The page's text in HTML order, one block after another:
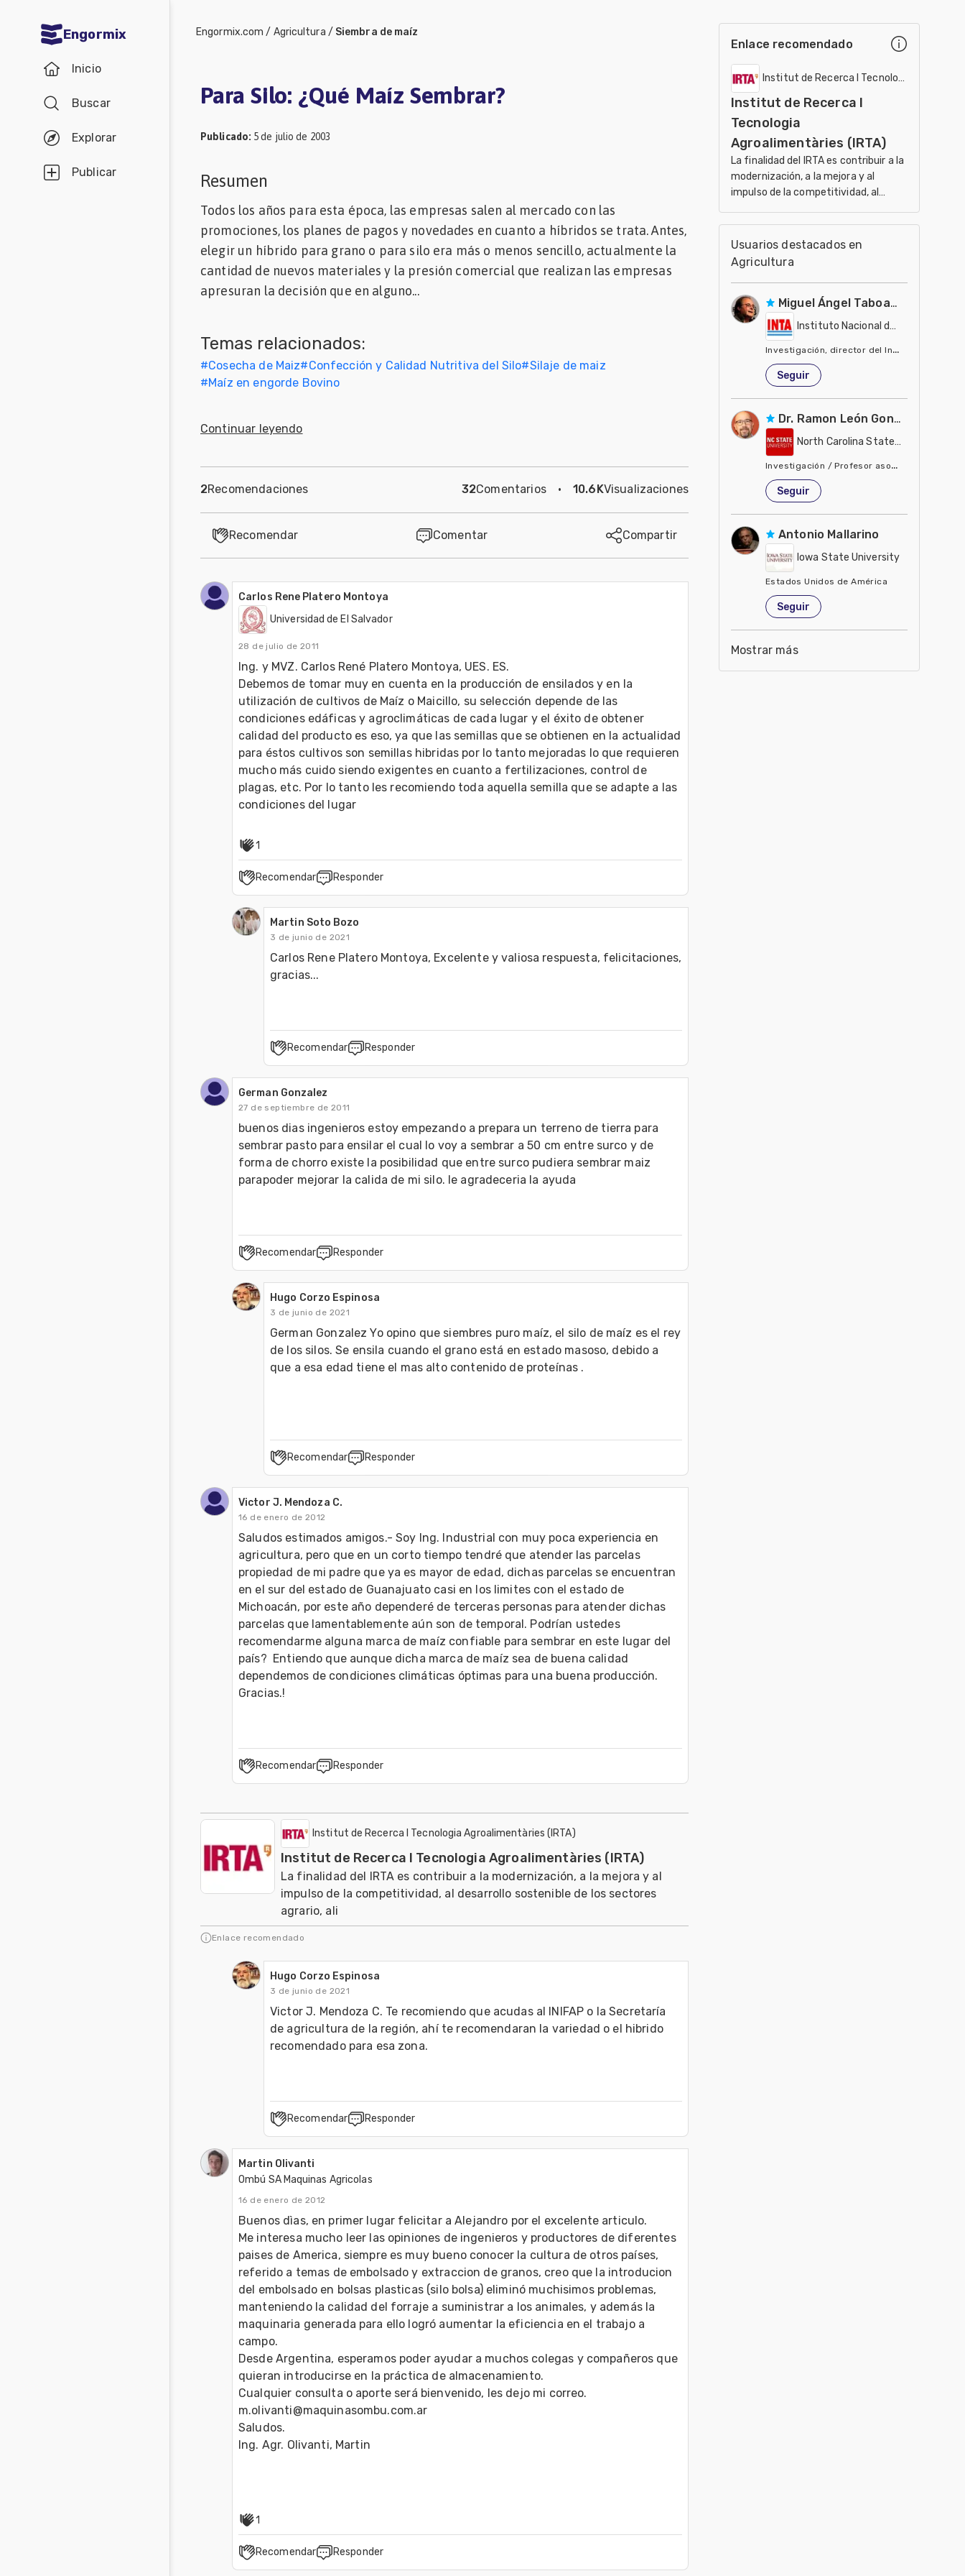
Engormix
Inicio
Buscar
Explorar
Publicar
Agricultura
Balanceados
Avicultura
Ganadería
Micotoxinas
Mascotas
Engormix.com / Agricultura / Siembra de maíz
Para Silo: ¿Qué Maíz Sembrar?
Publicado: 5 de julio de 2003
Resumen
Todos los años para esta época, las empresas salen al mercado con las
promociones, los planes de pagos y novedades en cuanto a híbridos se trata. Antes,
elegir un híbrido para grano o para silo era más o menos sencillo, actualmente la
cantidad de nuevos materiales y la presión comercial que realizan las empresas
apresuran la decisión que en alguno...
Temas relacionados:
#Cosecha de Maiz#Confección y Calidad Nutritiva del Silo#Silaje de maiz
#Maíz en engorde Bovino
Continuar leyendo
2Recomendaciones 32Comentarios · 10.6KVisualizaciones
Recomendar Comentar Compartir
Carlos Rene Platero Montoya
Universidad de El Salvador
28 de julio de 2011
Ing. y MVZ. Carlos René Platero Montoya, UES. ES.
Debemos de tomar muy en cuenta en la producción de ensilados y en la
utilización de cultivos de Maíz o Maicillo, su selección depende de las
condiciones edáficas y agroclimáticas de cada lugar y el éxito de obtener
calidad del producto es eso, ya que las semillas que se obtienen en la actualidad
para éstos cultivos son semillas hibridas por lo tanto mejoradas lo que requieren
mucho más cuido siendo exigentes en cuanto a fertilizaciones, control de
plagas, etc. Por lo tanto les recomiendo toda aquella semilla que se adapte a las
condiciones del lugar
1
Recomendar Responder
Martin Soto Bozo
3 de junio de 2021
Carlos Rene Platero Montoya, Excelente y valiosa respuesta, felicitaciones,
gracias...
Recomendar Responder
German Gonzalez
27 de septiembre de 2011
buenos dias ingenieros estoy empezando a prepara un terreno de tierra para
sembrar pasto para ensilar el cual lo voy a sembrar a 50 cm entre surco y de
forma de chorro existe la posibilidad que entre surco pudiera sembrar maiz
parapoder mejorar la calida de mi silo. le agradeceria la ayuda
Recomendar Responder
Hugo Corzo Espinosa
3 de junio de 2021
German Gonzalez Yo opino que siembres puro maíz, el silo de maíz es el rey
de los silos. Se ensila cuando el grano está en estado masoso, debido a
que a esa edad tiene el mas alto contenido de proteínas .
Recomendar Responder
Victor J. Mendoza C.
16 de enero de 2012
Saludos estimados amigos.- Soy Ing. Industrial con muy poca experiencia en
agricultura, pero que en un corto tiempo tendré que atender las parcelas
propiedad de mi padre que ya es mayor de edad, dichas parcelas se encuentran
en el sur del estado de Guanajuato casi en los limites con el estado de
Michoacán, por este año dependeré de terceras personas para atender dichas
parcelas que lamentablemente aún son de temporal. Podrían ustedes
recomendarme alguna marca de maíz confiable para sembrar en este lugar del
país?  Entiendo que aunque dicha marca de maíz sea de buena calidad
dependemos de condiciones climáticas óptimas para una buena producción.
Gracias.!
Recomendar Responder
Institut de Recerca I Tecnologia Agroalimentàries (IRTA)
Institut de Recerca I Tecnologia Agroalimentàries (IRTA)
La finalidad del IRTA es contribuir a la modernización, a la mejora y al
impulso de la competitividad, al desarrollo sostenible de los sectores
agrario, ali
Enlace recomendado
Hugo Corzo Espinosa
3 de junio de 2021
Victor J. Mendoza C. Te recomiendo que acudas al INIFAP o la Secretaría
de agricultura de la región, ahí te recomendaran la variedad o el hibrido
recomendado para esa zona.
Recomendar Responder
Martin Olivanti
Ombú SA Maquinas Agricolas
16 de enero de 2012
Buenos dìas, en primer lugar felicitar a Alejandro por el excelente articulo.
Me interesa mucho leer las opiniones de ingenieros y productores de diferentes
paises de America, siempre es muy bueno conocer la cultura de otros países,
referido a temas de embolsado y extraccion de granos, creo que la introducion
del embolsado en bolsas plasticas (silo bolsa) eliminó muchisimos problemas,
manteniendo la calidad del forraje a suministrar a los animales, y además la
maquinaria generada para ello logró aumentar la eficiencia en el trabajo a
campo.
Desde Argentina, esperamos poder ayudar a muchos colegas y compañeros que
quieran introducirse en la práctica de almacenamiento.
Cualquier consulta o aporte será bienvenido, les dejo mi correo.
m.olivanti@maquinasombu.com.ar
Saludos.
Ing. Agr. Olivanti, Martin
1
Recomendar Responder
Enlace recomendado
Institut de Recerca I Tecnologia
Institut de Recerca I
Tecnologia
Agroalimentàries (IRTA)
La finalidad del IRTA es contribuir a la
modernización, a la mejora y al
impulso de la competitividad, al
agrario, ali
Usuarios destacados en
Agricultura
Miguel Ángel Taboada
Instituto Nacional de Tecnología
Investigación, director del Instituto de
Estados Unidos de América
Seguir
Dr. Ramon León González
North Carolina State University -
Investigación / Profesor asociado, biología y
Estados Unidos de América
Seguir
Antonio Mallarino
Iowa State University
Estados Unidos de América
Seguir
Mostrar más